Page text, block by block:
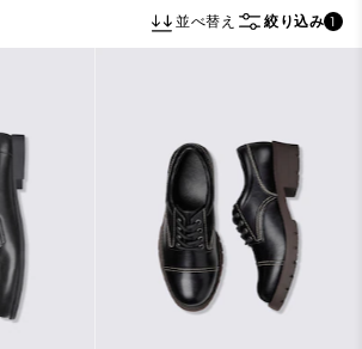
並べ替え 絞り込み 1